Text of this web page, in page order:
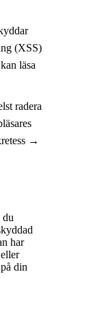
(XSS)
läsa
radera
→
du
har
din